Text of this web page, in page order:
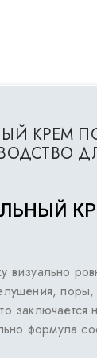
КРЕМ
визуально
заключается
формула